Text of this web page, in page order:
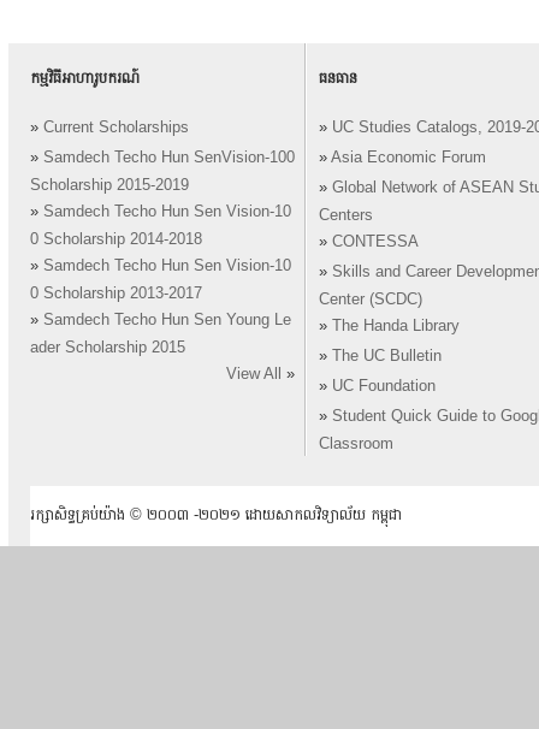
កម្មវិធីអាហារូបករណ៍
» Current Scholarships
» Samdech Techo Hun SenVision-100
Scholarship 2015-2019
» Samdech Techo Hun Sen Vision-10
0 Scholarship 2014-2018
» Samdech Techo Hun Sen Vision-10
0 Scholarship 2013-2017
» Samdech Techo Hun Sen Young Le
ader Scholarship 2015
View All
»
ធនធាន
» UC Studies Catalogs, 2019-
» Asia Economic Forum
» Global Network of ASEAN
Centers
» CONTESSA
» Skills and Career
Center (SCDC)
»
The Handa Library
»
The UC Bulletin
» UC Foundation
» Student Quick Guide to
Classroom
រក្សាសិទ្ធគ្រប់យ៉ាង ​© ២០០៣ -២០២១ ដោយសាកលវិទ្យាល័យ កម្ពុជា